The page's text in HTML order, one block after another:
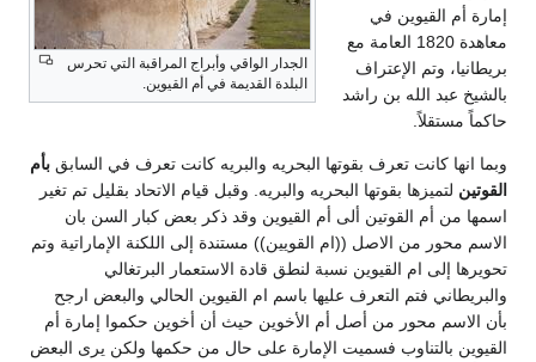
الجدار الواقي وأبراج المراقبة التي تحرس
البلدة القديمة في أم القيوين.
إمارة أم القيوين في
معاهدة 1820 العامة مع
بريطانيا، وتم الإعتراف
بالشيخ عبد الله بن راشد
حاكماً مستقلاً.
وبما انها كانت تعرف بقوتها البحريه والبريه كانت تعرف في السابق بأم
القوتين لتميزها بقوتها البحريه والبريه. وقبل قيام الاتحاد بقليل تم تغير
اسمها من أم القوتين ألى أم القيوين وقد ذكر بعض كبار السن بان
الاسم محور من الاصل ((ام القويين)) مستندة إلى اللكنة الإماراتية وتم
تحويرها إلى ام القيوين نسبة لنطق قادة الاستعمار البرتغالي
والبريطاني فتم التعرف عليها باسم ام القيوين الحالي والبعض ارجح
بأن الاسم محور من أصل أم الأخوين حيث أن أخوين حكموا إمارة أم
القيوين بالتناوب فسميت الإمارة على حال من حكمها ولكن يرى البعض